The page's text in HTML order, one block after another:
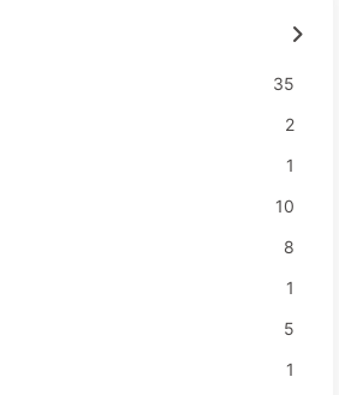
35
2
1
10
8
1
5
1